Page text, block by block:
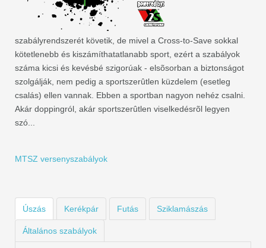
szabályrendszerét követik, de mivel a Cross-to-Save sokkal
kötetlenebb és kiszámíthatatlanabb sport, ezért a szabályok
száma kicsi és kevésbé szigorúak - elsõsorban a biztonságot
szolgálják, nem pedig a sportszerûtlen küzdelem (esetleg
csalás) ellen vannak. Ebben a sportban nagyon nehéz csalni.
Akár doppingról, akár sportszerûtlen viselkedésrõl legyen
szó...
MTSZ versenyszabályok
Úszás Kerékpár Futás Sziklamászás
Általános szabályok